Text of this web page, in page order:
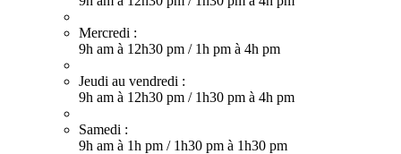
Mercredi :
9h am à 12h30 pm / 1h pm à 4h pm
Jeudi au vendredi :
9h am à 12h30 pm / 1h30 pm à 4h pm
Samedi :
9h am à 1h pm / 1h30 pm à 1h30 pm